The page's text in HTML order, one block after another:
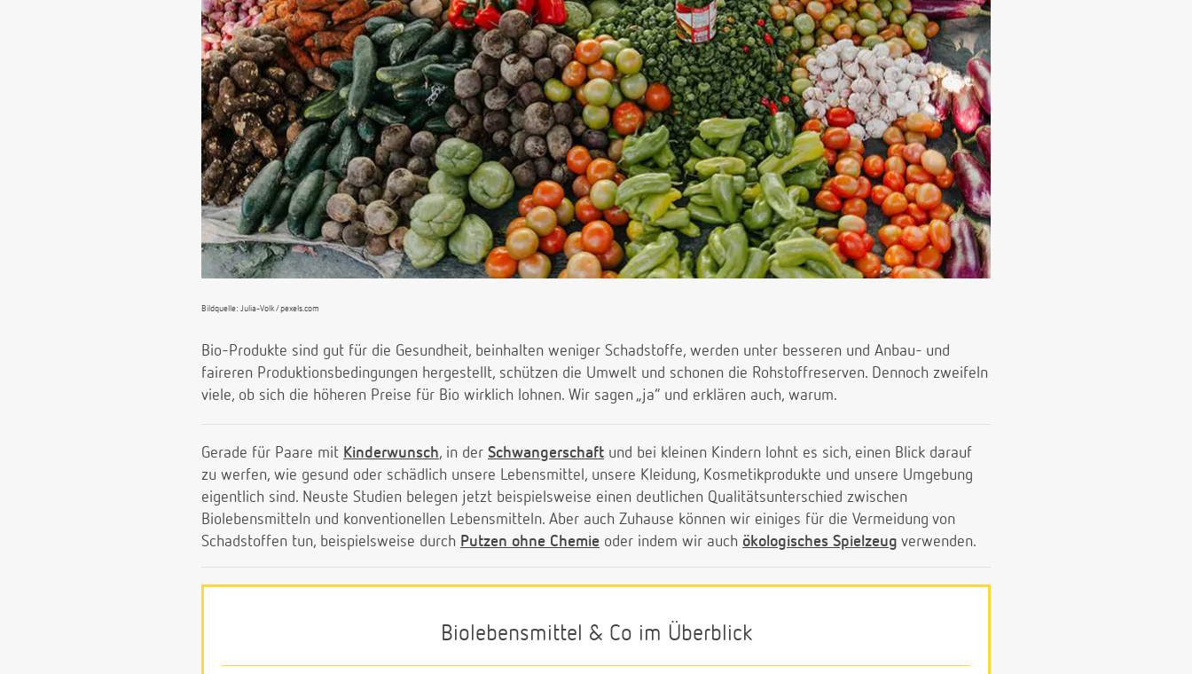
Bildquelle: Julia-Volk/pexels.com
Bio-Produkte sind gut für die Gesundheit, beinhalten weniger Schadstoffe, werden unter besseren und Anbau- und
faireren Produktionsbedingungen hergestellt, schützen die Umwelt und schonen die Rohstoffreserven. Dennoch zweifeln
viele, ob sich die höheren Preise für Bio wirklich lohnen. Wir sagen „ja“ und erklären auch, warum.
Gerade für Paare mit Kinderwunsch, in der Schwangerschaft und bei kleinen Kindern lohnt es sich, einen Blick darauf
zu werfen, wie gesund oder schädlich unsere Lebensmittel, unsere Kleidung, Kosmetikprodukte und unsere Umgebung
eigentlich sind. Neuste Studien belegen jetzt beispielsweise einen deutlichen Qualitätsunterschied zwischen
Biolebensmitteln und konventionellen Lebensmitteln. Aber auch Zuhause können wir einiges für die Vermeidung von
Schadstoffen tun, beispielsweise durch Putzen ohne Chemie oder indem wir auch ökologisches Spielzeug verwenden.
Biolebensmittel & Co im Überblick